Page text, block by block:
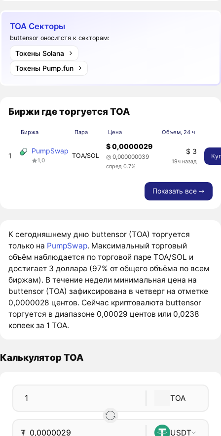
TOA Секторы
buttensor оноситстя к секторам:
Токены Solana
Токены Pump.fun
Биржи где торгуется TOA
Биржа Пара Цена Объем, 24 ч
1
PumpSwap
1,0
TOA/SOL
$ 0,0000029
◎ 0,000000039
спред 0.7%
$ 3
19ч назад
Показать все ➙
К сегодняшнему дню buttensor (TOA) торгуется
только на PumpSwap. Максимальный торговый
объём наблюдается по торговой паре TOA/SOL и
достигает 3 доллара (97% от общего объёма по всем
биржам). В течение недели минимальная цена на
buttensor (TOA) зафиксирована в четверг на отметке
0,0000028 центов. Сейчас криптовалюта buttensor
торгуется в диапазоне 0,00029 центов или 0,0238
копеек за 1 TOA.
Калькулятор TOA
TOA
₮ USDT